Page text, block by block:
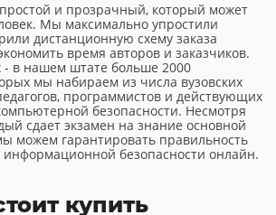
и прозрачный, который может
Мы максимально упростили
дистанционную схему заказа
время авторов и заказчиков.
- в нашем штате больше 2000
мы набираем из числа вузовских
программистов и действующих
безопасности. Несмотря
сдает экзамен на знание основной
можем гарантировать правильность
безопасности онлайн.
купить